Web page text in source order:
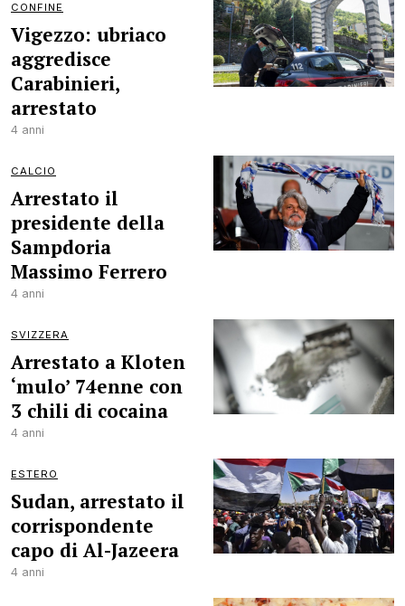
CONFINE
Vigezzo: ubriaco
aggredisce
Carabinieri,
arrestato
4 anni
CALCIO
Arrestato il
presidente della
Sampdoria
Massimo Ferrero
4 anni
SVIZZERA
Arrestato a Kloten
‘mulo’ 74enne con
3 chili di cocaina
4 anni
ESTERO
Sudan, arrestato il
corrispondente
capo di Al-Jazeera
4 anni